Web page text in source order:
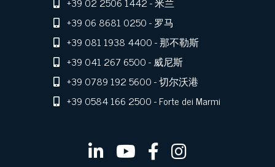
+39 06 8681 0250- 罗马
+39 081 1938 4400- 那不勒斯
+39 041 267 6500- 威尼斯
+39 0789 192 5600- 切尔沃港
+39 0584 166 2500- Forte dei Marmi